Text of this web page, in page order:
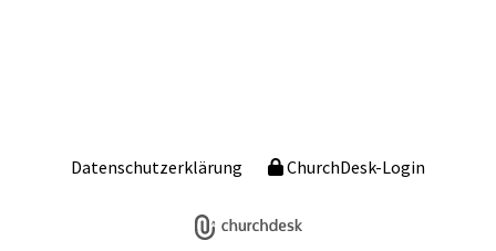
Datenschutzerklärung ChurchDesk-Login